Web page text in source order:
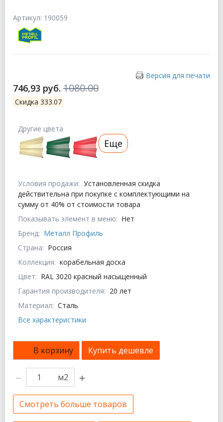
Артикул: 190059
Версия для печати
746,93 руб. 1080.00
Скидка 333.07
Условия продажи: Установленная скидка
действительна при покупке с комплектующими на
сумму от 40% от стоимости товара
Показывать элемент в меню: Нет
Бренд: Металл Профиль
Страна: Россия
Коллекция: корабельная доска
Цвет: RAL 3020 красный насыщенный
Гарантия производителя: 20 лет
Материал: Сталь
Все характеристики
Другие цвета
Еще
В корзину Купить дешевле
м2
Смотреть больше товаров